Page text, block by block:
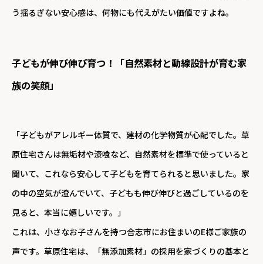
う揺るぎない安心感は、何物にも代えがたい価値ですよね。
子どもが伸び伸び育つ！「自然素材と動線設計が育む家
族の笑顔」
「子どもがアレルギー体質で、建材の化学物質が心配でした。草
原住宅さんは無垢材や漆喰など、自然素材を標準で使っていると
聞いて、これなら安心して子どもを育てられると思いました。家
の中の空気が澄んでいて、子どもも伸び伸びと過ごしているのを
見ると、本当に嬉しいです。」
これは、小さなお子さんを持つ合志市にお住まいのE様ご家族の
声です。草原住宅は、「無添加素材」の採用を家づくりの基本と